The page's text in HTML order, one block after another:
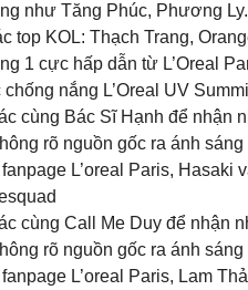
như Tăng Phúc, Phương Ly.
top KOL: Thạch Trang,
1 cực hấp dẫn từ L’Oreal
nắng L’Oreal UV
cùng Bác Sĩ Hạnh để nhận
rõ nguồn gốc ra ánh
L’oreal Paris, Hasaki
cùng Call Me Duy để nhận
rõ nguồn gốc ra ánh
L’oreal Paris, Lam